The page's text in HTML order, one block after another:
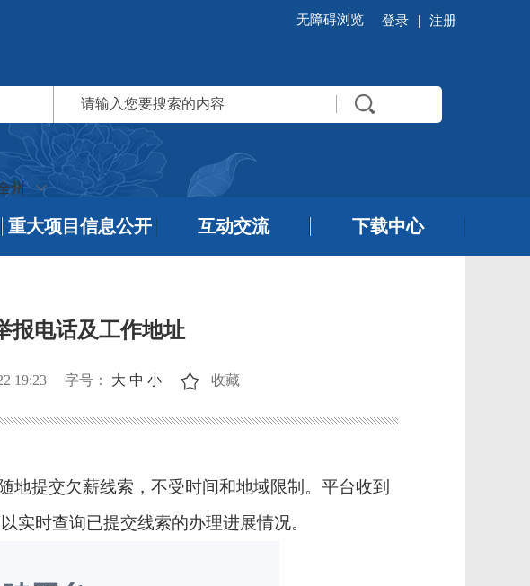
无障碍浏览 登录 | 注册
州
重大项目信息公开 互动交流 下载中心
报电话及工作地址
19:23 字号： 大 中 小 收藏
地提交欠薪线索，不受时间和地域限制。平台收到
实时查询已提交线索的办理进展情况。